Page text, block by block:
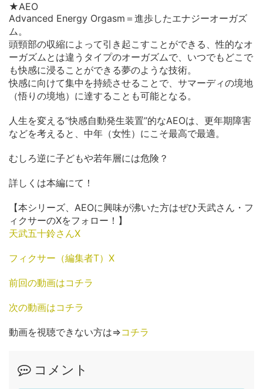
★AEO
Advanced Energy Orgasm＝進歩したエナジーオーガズ
ム。
頭頸部の収縮によって引き起こすことができる、性的なオ
ーガズムとは違うタイプのオーガズムで、いつでもどこで
も快感に浸ることができる夢のような技術。
快感に向けて集中を持続させることで、サマーディの境地
（悟りの境地）に達することも可能となる。
人生を変える“快感自動発生装置”的なAEOは、更年期障害
などを考えると、中年（女性）にこそ最高で最適。
むしろ逆に子どもや若年層には危険？
詳しくは本編にて！
【本シリーズ、AEOに興味が沸いた方はぜひ天武さん・フ
ィクサーのXをフォロー！】
天武五十鈴さんX
フィクサー（編集者T）X
前回の動画はコチラ
次の動画はコチラ
動画を視聴できない方は⇒コチラ
コメント